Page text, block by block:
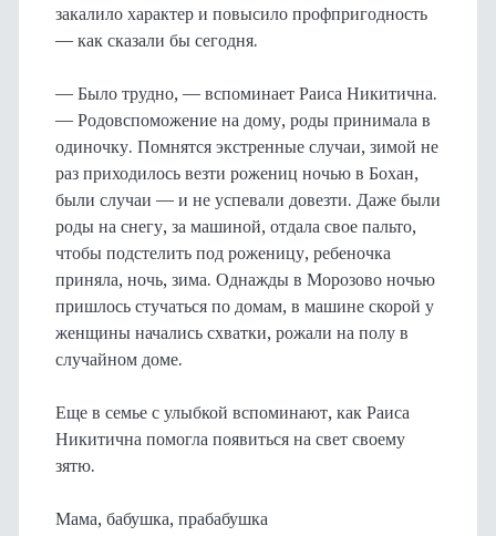
закалило характер и повысило профпригодность
— как сказали бы сегодня.
— Было трудно, — вспоминает Раиса Никитична.
— Родовспоможение на дому, роды принимала в
одиночку. Помнятся экстренные случаи, зимой не
раз приходилось везти рожениц ночью в Бохан,
были случаи — и не успевали довезти. Даже были
роды на снегу, за машиной, отдала свое пальто,
чтобы подстелить под роженицу, ребеночка
приняла, ночь, зима. Однажды в Морозово ночью
пришлось стучаться по домам, в машине скорой у
женщины начались схватки, рожали на полу в
случайном доме.
Еще в семье с улыбкой вспоминают, как Раиса
Никитична помогла появиться на свет своему
зятю.
Мама, бабушка, прабабушка